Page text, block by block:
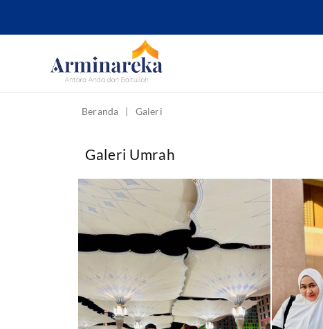
Beranda | Galeri
Galeri Umrah